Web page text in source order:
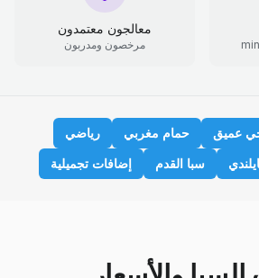
معالجون معتمدون
مرخصون ومدربون
عميق حمام مغربي
رياضي
سبا القدم إضافات تجميلية